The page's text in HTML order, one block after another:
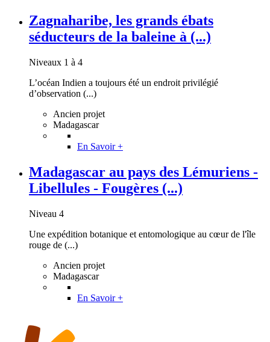
Zagnaharibe, les grands ébats
séducteurs de la baleine à (...)
Niveaux 1 à 4
L’océan Indien a toujours été un endroit privilégié
d’observation (...)
Ancien projet
Madagascar
En Savoir +
Madagascar au pays des Lémuriens -
Libellules - Fougères (...)
Niveau 4
Une expédition botanique et entomologique au cœur de l'île
rouge de (...)
Ancien projet
Madagascar
En Savoir +